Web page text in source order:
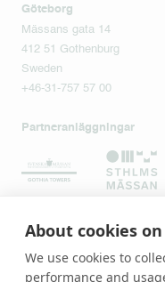
Göteborg
Mässans gata 14
412 51 Gothenburg
Sweden
+46-31-757 57 00
Partneranläggningar
About cookies
We use cookies to
performance and